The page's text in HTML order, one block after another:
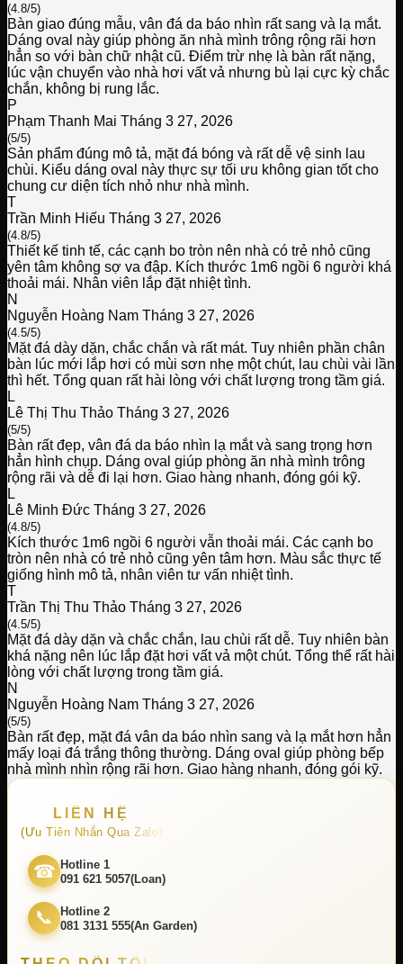
(4.8/5)
Bàn giao đúng mẫu, vân đá da báo nhìn rất sang và lạ mắt.
Dáng oval này giúp phòng ăn nhà mình trông rộng rãi hơn
hẳn so với bàn chữ nhật cũ. Điểm trừ nhẹ là bàn rất nặng,
lúc vận chuyển vào nhà hơi vất vả nhưng bù lại cực kỳ chắc
chắn, không bị rung lắc.
P
Phạm Thanh Mai Tháng 3 27, 2026
(5/5)
Sản phẩm đúng mô tả, mặt đá bóng và rất dễ vệ sinh lau
chùi. Kiểu dáng oval này thực sự tối ưu không gian tốt cho
chung cư diện tích nhỏ như nhà mình.
T
Trần Minh Hiếu Tháng 3 27, 2026
(4.8/5)
Thiết kế tinh tế, các cạnh bo tròn nên nhà có trẻ nhỏ cũng
yên tâm không sợ va đập. Kích thước 1m6 ngồi 6 người khá
thoải mái. Nhân viên lắp đặt nhiệt tình.
N
Nguyễn Hoàng Nam Tháng 3 27, 2026
(4.5/5)
Mặt đá dày dặn, chắc chắn và rất mát. Tuy nhiên phần chân
bàn lúc mới lắp hơi có mùi sơn nhẹ một chút, lau chùi vài lần
thì hết. Tổng quan rất hài lòng với chất lượng trong tầm giá.
L
Lê Thị Thu Thảo Tháng 3 27, 2026
(5/5)
Bàn rất đẹp, vân đá da báo nhìn lạ mắt và sang trọng hơn
hẳn hình chụp. Dáng oval giúp phòng ăn nhà mình trông
rộng rãi và dễ đi lại hơn. Giao hàng nhanh, đóng gói kỹ.
L
Lê Minh Đức Tháng 3 27, 2026
(4.8/5)
Kích thước 1m6 ngồi 6 người vẫn thoải mái. Các cạnh bo
tròn nên nhà có trẻ nhỏ cũng yên tâm hơn. Màu sắc thực tế
giống hình mô tả, nhân viên tư vấn nhiệt tình.
T
Trần Thị Thu Thảo Tháng 3 27, 2026
(4.5/5)
Mặt đá dày dặn và chắc chắn, lau chùi rất dễ. Tuy nhiên bàn
khá nặng nên lúc lắp đặt hơi vất vả một chút. Tổng thể rất hài
lòng với chất lượng trong tầm giá.
N
Nguyễn Hoàng Nam Tháng 3 27, 2026
(5/5)
Bàn rất đẹp, mặt đá vân da báo nhìn sang và lạ mắt hơn hẳn
mấy loại đá trắng thông thường. Dáng oval giúp phòng bếp
nhà mình nhìn rộng rãi hơn. Giao hàng nhanh, đóng gói kỹ.
LIÊN HỆ
(Ưu Tiên Nhắn Qua Zalo)
☎ Hotline 1
091 621 5057(Loan)
📞
Hotline 2
081 3131 555(An Garden)